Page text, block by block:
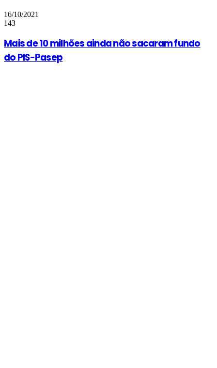
16/10/2021
143
Mais de 10 milhões ainda não sacaram fundo
do PIS-Pasep